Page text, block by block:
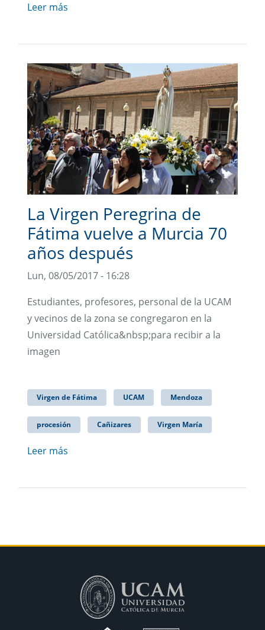
Leer más
La Virgen Peregrina de
Fátima vuelve a Murcia 70
años después
Lun, 08/05/2017 - 16:28
Estudiantes, profesores, personal de la UCAM
y vecinos de la zona se congregaron en la
Universidad Católica&nbsp;para recibir a la
imagen
Virgen de Fátima UCAM Mendoza
procesión Cañizares Virgen María
Leer más